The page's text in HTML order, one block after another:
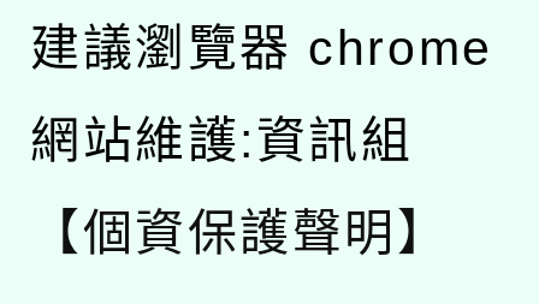
建議瀏覽器 chrome
網站維護:資訊組
【個資保護聲明】